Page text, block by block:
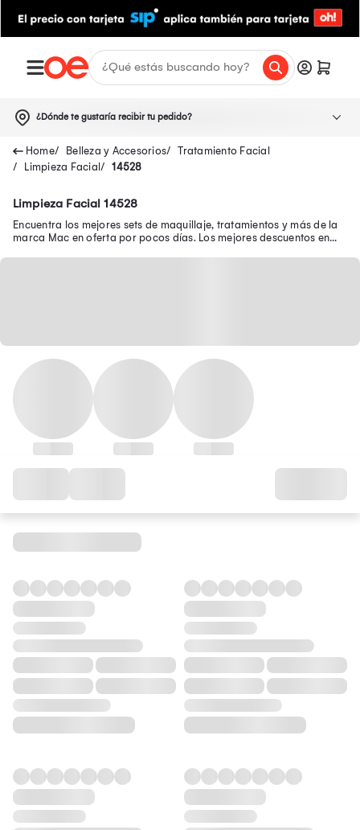
¿Dónde te gustaría recibir tu pedido?
Belleza y Accesorios
Tratamiento Facial
Limpieza Facial
14528
Limpieza Facial 14528
Encuentra los mejores sets de maquillaje, tratamientos y más de la
marca Mac en oferta por pocos días. Los mejores descuentos en